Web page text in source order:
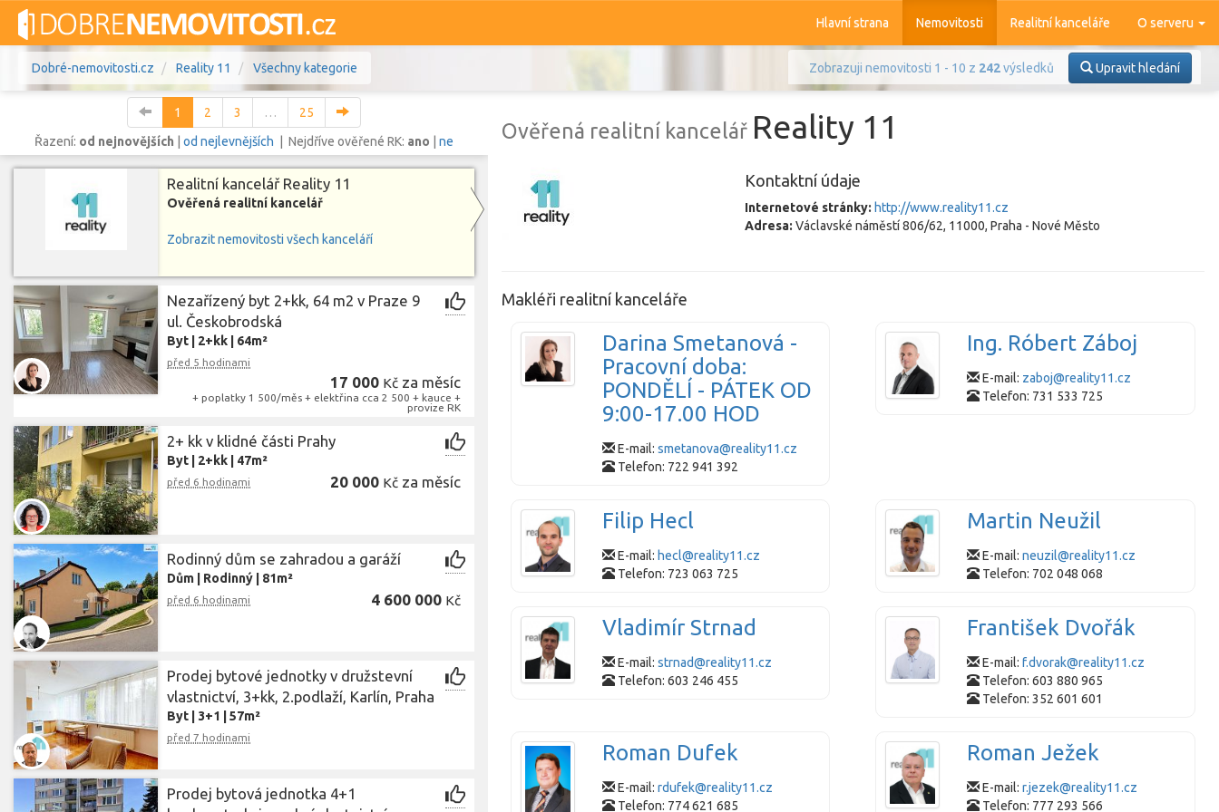
Hlavní strana Nemovitosti Realitní kanceláře O serveru
Zobrazuji nemovitosti 1 - 10 z 242výsledků Upravit hledání
Dobré-nemovitosti.cz Reality 11 Všechny kategorie
Byty Domy Pozemky Ostatní
Lokalita Lokalita
Lokalita
Cena
1 2 3 …
25
Řazení: od nejnovějších od nejlevnějších | Nejdříve ověřené RK: ano ne
Realitní kancelář Reality 11
Ověřená realitní kancelář
Zobrazit nemovitosti všech kanceláří
Nezařízený byt 2+kk, 64 m2 v Praze 9
ul. Českobrodská
Byt 2+kk 64m²
před 5 hodinami
17 000 Kč za měsíc
+ poplatky 1 500/měs + elektřina cca 2 500 + kauce +
provize RK
2+ kk v klidné části Prahy
Byt 2+kk 47m²
před 6 hodinami 20 000 Kč za měsíc
Rodinný dům se zahradou a garáží
Dům Rodinný 81m²
před 6 hodinami 4 600 000 Kč
Prodej bytové jednotky v družstevní
vlastnictví, 3+kk, 2.podlaží, Karlín, Praha
Byt 3+1 |57m²
před 7 hodinami
Prodej bytová jednotka 4+1
Ověřená realitní kancelář Reality 11
Kontaktní údaje
Internetové stránky: http://www.reality11.cz
Adresa: Václavské náměstí 806/62, 11000, Praha - Nové Město
Makléři realitní kanceláře
Darina Smetanová -
Pracovní doba:
PONDĚLÍ - PÁTEK OD
9:00-17.00 HOD
E-mail: smetanova@reality11.cz
Telefon: 722 941 392
Ing. Róbert Záboj
E-mail: zaboj@reality11.cz
Telefon: 731 533 725
Filip Hecl
E-mail: hecl@reality11.cz
Telefon: 723 063 725
Martin Neužil
E-mail:neuzil@reality11.cz
Telefon: 702 048 068
Vladimír Strnad
E-mail: strnad@reality11.cz
Telefon: 603 246 455
František Dvořák
E-mail:f.dvorak@reality11.cz
Telefon: 603 880 965
Telefon: 352 601 601
Roman Dufek
E-mail: rdufek@reality11.cz
Telefon: 774 621 685
Roman Ježek
E-mail:r.jezek@reality11.cz
Telefon: 777 293 566